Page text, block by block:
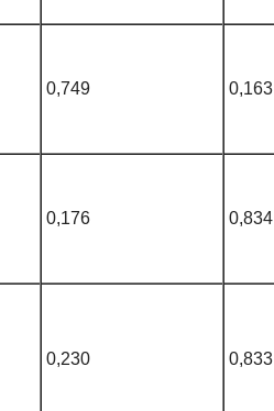
0,749 0,163
0,176 0,834
0,230 0,833